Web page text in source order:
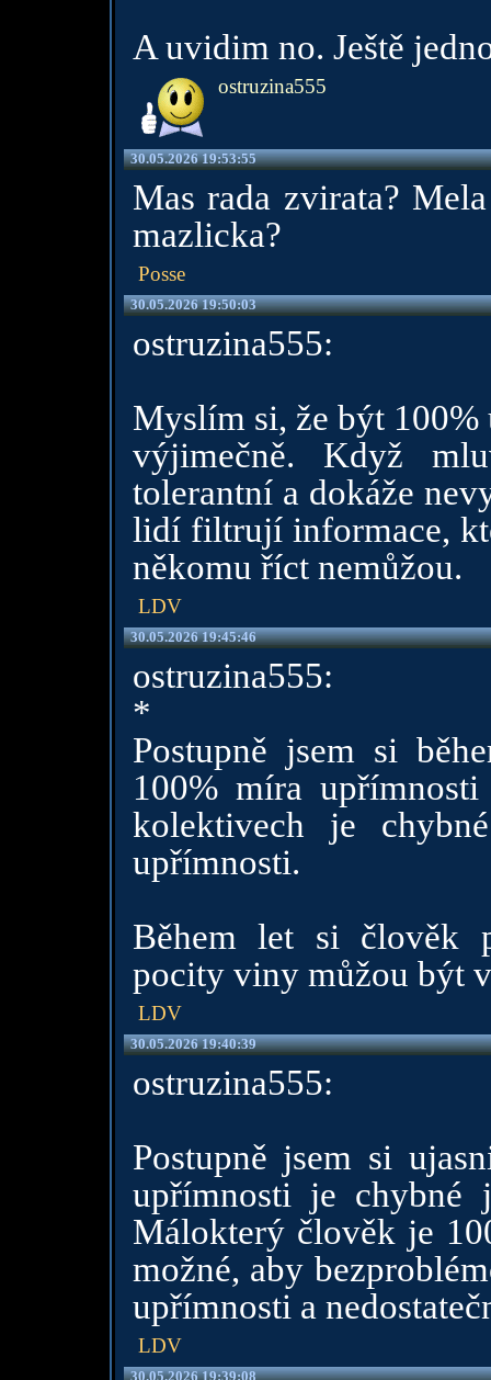
A uvidim no. Ještě
ostruzina555
30.05.2026 19:53:55
Mas rada zvirata?
mazlicka?
Posse
30.05.2026 19:50:03
ostruzina555:
Myslím si, že být
výjimečně. Když
tolerantní a dokáže
lidí filtrují informace,
někomu říct nemůžou.
LDV
30.05.2026 19:45:46
ostruzina555:
*
Postupně jsem si
100% míra
kolektivech je
upřímnosti.
Během let si člověk
pocity viny můžou být
LDV
30.05.2026 19:40:39
ostruzina555:
Postupně jsem si
upřímnosti je chybné
Málokterý člověk je
možné, aby
upřímnosti a
LDV
30.05.2026 19:39:08